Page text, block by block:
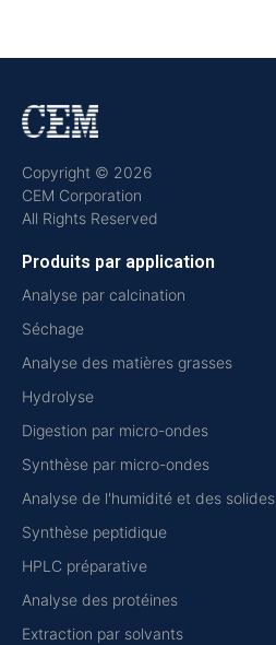
Copyright © 2026
CEM Corporation
All Rights Reserved
Produits par application
Analyse par calcination
Séchage
Analyse des matières grasses
Hydrolyse
Digestion par micro-ondes
Synthèse par micro-ondes
Analyse de l'humidité et des solides
Synthèse peptidique
HPLC préparative
Analyse des protéines
Extraction par solvants